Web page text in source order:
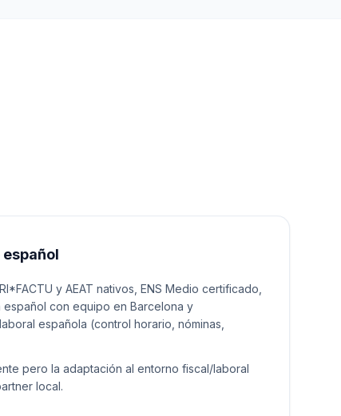
y AEAT nativos, ENS Medio certificado,
con equipo en Barcelona y
española (control horario, nóminas,
pero la adaptación al entorno fiscal/laboral
local.